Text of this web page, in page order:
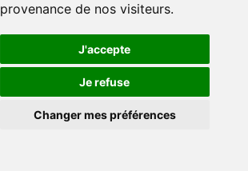
provenance de nos visiteurs.
J'accepte
Je refuse
Changer mes préférences